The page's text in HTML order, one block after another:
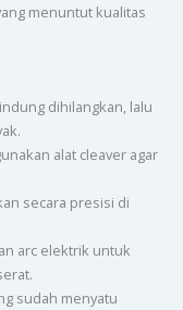
menuntut kualitas
dihilangkan, lalu
alat cleaver agar
secara presisi di
arc elektrik untuk
sudah menyatu